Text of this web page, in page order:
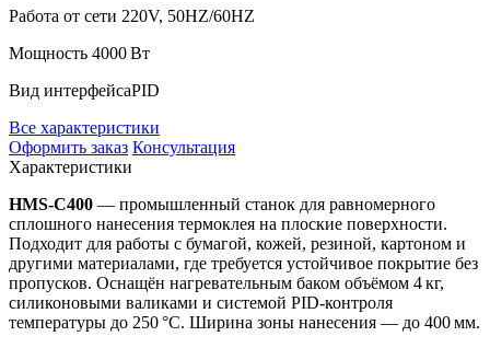
Работа от сети 220V, 50HZ/60HZ
Мощность 4000 Вт
Вид интерфейсаPID
Все характеристики
Оформить заказ Консультация
Характеристики
HMS-C400 — промышленный станок для равномерного
сплошного нанесения термоклея на плоские поверхности.
Подходит для работы с бумагой, кожей, резиной, картоном и
другими материалами, где требуется устойчивое покрытие без
пропусков. Оснащён нагревательным баком объёмом 4 кг,
силиконовыми валиками и системой PID-контроля
температуры до 250 °C. Ширина зоны нанесения — до 400 мм.